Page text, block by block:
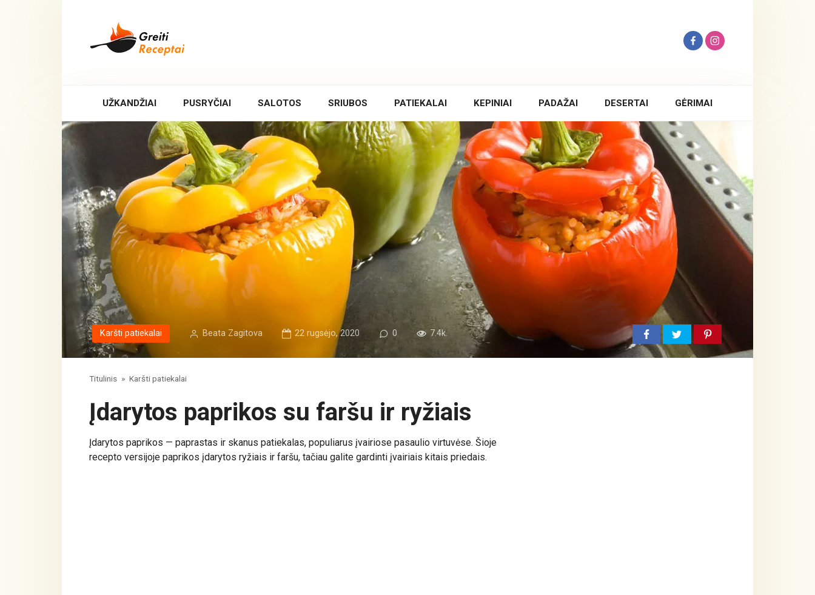
UŽKANDŽIAI PUSRYČIAI SALOTOS SRIUBOS PATIEKALAI KEPINIAI PADAŽAI DESERTAI GĖRIMAI
Karšti patiekalai Beata Zagitova 22 rugsėjo, 2020 0 7.4k.
Titulinis » Karšti patiekalai
Įdarytos paprikos su faršu ir ryžiais
Įdarytos paprikos — paprastas ir skanus patiekalas, populiarus įvairiose pasaulio virtuvėse. Šioje
recepto versijoje paprikos įdarytos ryžiais ir faršu, tačiau galite gardinti įvairiais kitais priedais.